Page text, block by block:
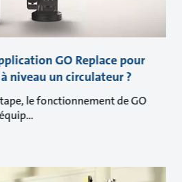
GO Replace pour
niveau un circulateur ?
le fonctionnement de GO